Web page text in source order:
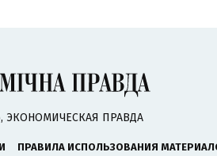
ЭКОНОМИЧЕСКАЯ ПРАВДА
ПРАВИЛА ИСПОЛЬЗОВАНИЯ